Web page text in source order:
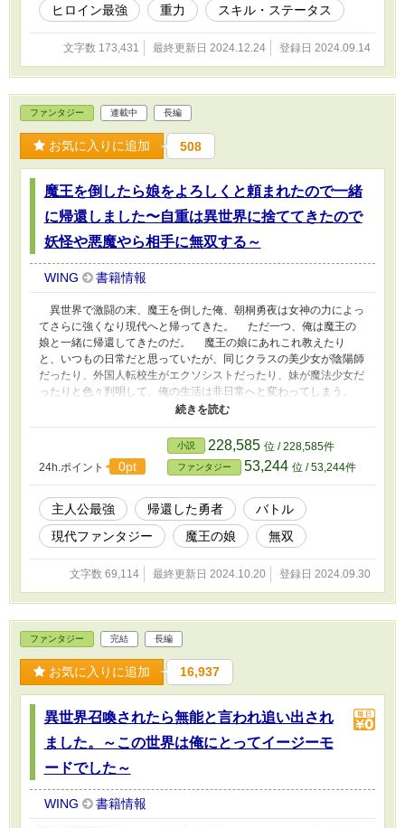
ヒロイン最強 重力 スキル・ステータス
文字数 173,431 最終更新日 2024.12.24 登録日 2024.09.14
ファンタジー 連載中 長編
お気に入りに追加 508
魔王を倒したら娘をよろしくと頼まれたので一緒
に帰還しました〜自重は異世界に捨ててきたので
妖怪や悪魔やら相手に無双する～
WING 書籍情報
異世界で激闘の末、魔王を倒した俺、朝桐勇夜は女神の力によっ
てさらに強くなり現代へと帰ってきた。 ただ一つ、俺は魔王の
娘と一緒に帰還してきたのだ。 魔王の娘にあれこれ教えたり
と、いつもの日常だと思っていたが、同じクラスの美少女が陰陽師
だったり、外国人転校生がエクソシストだったり、妹が魔法少女だ
ったりと色々判明して、俺の生活は非日常へと変わってしまう。
「女神様、地球もファンタジーでした……」 でも楽しく暮らし
たい俺は、自重なんてものは異世界に捨ててきた！ これは異世
界帰りの勇者が、現代で自重せずに無双して、ヒロインたちを助け
たりする後日譚である。
24h.ポイント
0pt
小説 228,585 位 / 228,585件
ファンタジー 53,244 位 / 53,244件
主人公最強 帰還した勇者
バトル
現代ファンタジー
魔王の娘 無双
文字数 69,114 最終更新日 2024.10.20 登録日 2024.09.30
ファンタジー 完結 長編
お気に入りに追加 16,937
異世界召喚されたら無能と言われ追い出され
ました。～この世界は俺にとってイージーモ
ードでした～
WING 書籍情報